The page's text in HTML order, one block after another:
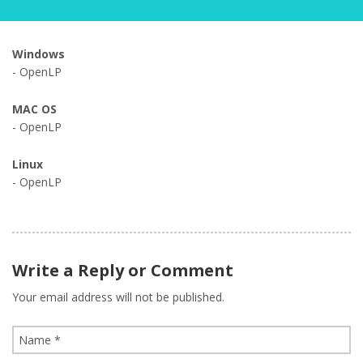
Windows
- OpenLP
MAC OS
- OpenLP
Linux
- OpenLP
Write a Reply or Comment
Your email address will not be published.